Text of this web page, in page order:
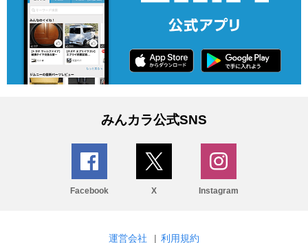
みんカラ公式SNS
Facebook X Instagram
運営会社 | 利用規約